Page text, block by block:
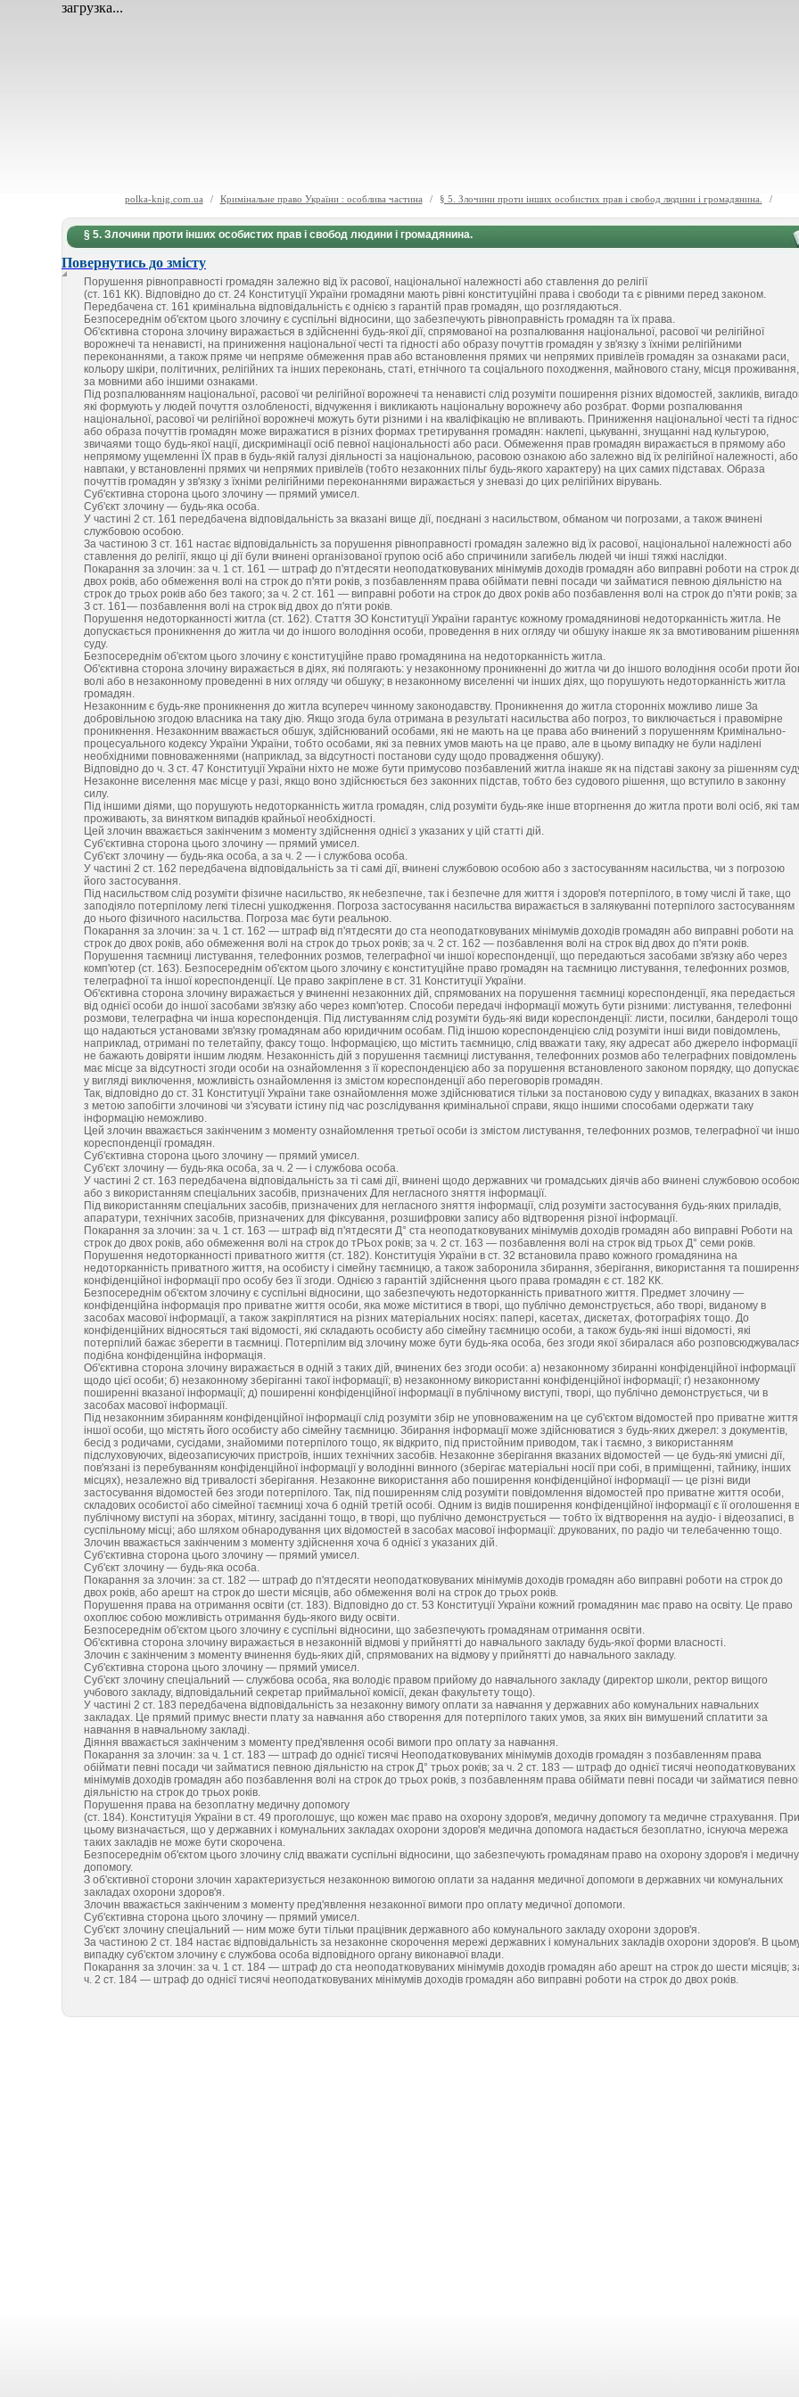
загрузка...
polka-knig.com.ua / Кримінальне право України : особлива частина / § 5. Злочини проти інших особистих прав і свобод людини і громадянина. /
§ 5. Злочини проти інших особистих прав і свобод людини і громадянина.
Повернутись до змісту
Порушення рівноправності громадян залежно від їх расової, національної належності або ставлення до релігії
(ст. 161 КК). Відповідно до ст. 24 Конституції України громадяни мають рівні конституційні права і свободи та є рівними перед законом.
Передбачена ст. 161 кримінальна відповідальність є однією з гарантій прав громадян, що розглядаються.
Безпосереднім об'єктом цього злочину є суспільні відносини, що забезпечують рівноправність громадян та їх права.
Об'єктивна сторона злочину виражається в здійсненні будь-якої дії, спрямованої на розпалювання національної, расової чи релігійної
ворожнечі та ненависті, на приниження національної честі та гідності або образу почуттів громадян у зв'язку з їхніми релігійними
переконаннями, а також пряме чи непряме обмеження прав або встановлення прямих чи непрямих привілеїв громадян за ознаками раси,
кольору шкіри, політичних, релігійних та інших переконань, статі, етнічного та соціального походження, майнового стану, місця проживання,
за мовними або іншими ознаками.
Під розпалюванням національної, расової чи релігійної ворожнечі та ненависті слід розуміти поширення різних відомостей, закликів,
які формують у людей почуття озлобленості, відчуження і викликають національну ворожнечу або розбрат. Форми розпалювання
національної, расової чи релігійної ворожнечі можуть бути різними і на кваліфікацію не впливають. Приниження національної честі та
або образа почуттів громадян може виражатися в різних формах третирування громадян: наклепі, цькуванні, знущанні над культурою,
звичаями тощо будь-якої нації, дискримінації осіб певної національності або раси. Обмеження прав громадян виражається в прямому або
непрямому ущемленні ЇХ прав в будь-якій галузі діяльності за національною, расовою ознакою або залежно від їх релігійної належності,
навпаки, у встановленні прямих чи непрямих привілеїв (тобто незаконних пільг будь-якого характеру) на цих самих підставах. Образа
почуттів громадян у зв'язку з їхніми релігійними переконаннями виражається у зневазі до цих релігійних вірувань.
Суб'єктивна сторона цього злочину — прямий умисел.
Суб'єкт злочину — будь-яка особа.
У частині 2 ст. 161 передбачена відповідальність за вказані вище дії, поєднані з насильством, обманом чи погрозами, а також вчинені
службовою особою.
За частиною 3 ст. 161 настає відповідальність за порушення рівноправності громадян залежно від їх расової, національної належності або
ставлення до релігії, якщо ці дії були вчинені організованої групою осіб або спричинили загибель людей чи інші тяжкі наслідки.
Покарання за злочин: за ч. 1 ст. 161 — штраф до п'ятдесяти неоподатковуваних мінімумів доходів громадян або виправні роботи на строк
двох років, або обмеження волі на строк до п'яти років, з позбавленням права обіймати певні посади чи займатися певною діяльністю на
строк до трьох років або без такого; за ч. 2 ст. 161 — виправні роботи на строк до двох років або позбавлення волі на строк до п'яти років; за
З ст. 161— позбавлення волі на строк від двох до п'яти років.
Порушення недоторканності житла (ст. 162). Стаття ЗО Конституції України гарантує кожному громадянинові недоторканність житла. Не
допускається проникнення до житла чи до іншого володіння особи, проведення в них огляду чи обшуку інакше як за вмотивованим
суду.
Безпосереднім об'єктом цього злочину є конституційне право громадянина на недоторканність житла.
Об'єктивна сторона злочину виражається в діях, які полягають: у незаконному проникненні до житла чи до іншого володіння особи проти
волі або в незаконному проведенні в них огляду чи обшуку; в незаконному виселенні чи інших діях, що порушують недоторканність житла
громадян.
Незаконним є будь-яке проникнення до житла всупереч чинному законодавству. Проникнення до житла сторонніх можливо лише За
добровільною згодою власника на таку дію. Якщо згода була отримана в результаті насильства або погроз, то виключається і правомірне
проникнення. Незаконним вважається обшук, здійснюваний особами, які не мають на це права або вчинений з порушенням Кримінально-
процесуального кодексу України України, тобто особами, які за певних умов мають на це право, але в цьому випадку не були наділені
необхідними повноваженнями (наприклад, за відсутності постанови суду щодо провадження обшуку).
Відповідно до ч. З ст. 47 Конституції України ніхто не може бути примусово позбавлений житла інакше як на підставі закону за рішенням
Незаконне виселення має місце у разі, якщо воно здійснюється без законних підстав, тобто без судового рішення, що вступило в законну
силу.
Під іншими діями, що порушують недоторканність житла громадян, слід розуміти будь-яке інше вторгнення до житла проти волі осіб, які там
проживають, за винятком випадків крайньої необхідності.
Цей злочин вважається закінченим з моменту здійснення однієї з указаних у цій статті дій.
Суб'єктивна сторона цього злочину — прямий умисел.
Суб'єкт злочину — будь-яка особа, а за ч. 2 — і службова особа.
У частині 2 ст. 162 передбачена відповідальність за ті самі дії, вчинені службовою особою або з застосуванням насильства, чи з погрозою
його застосування.
Під насильством слід розуміти фізичне насильство, як небезпечне, так і безпечне для життя і здоров'я потерпілого, в тому числі й таке, що
заподіяло потерпілому легкі тілесні ушкодження. Погроза застосування насильства виражається в залякуванні потерпілого застосуванням
до нього фізичного насильства. Погроза має бути реальною.
Покарання за злочин: за ч. 1 ст. 162 — штраф від п'ятдесяти до ста неоподатковуваних мінімумів доходів громадян або виправні роботи на
строк до двох років, або обмеження волі на строк до трьох років; за ч. 2 ст. 162 — позбавлення волі на строк від двох до п'яти років.
Порушення таємниці листування, телефонних розмов, телеграфної чи іншої кореспонденції, що передаються засобами зв'язку або через
комп'ютер (ст. 163). Безпосереднім об'єктом цього злочину є конституційне право громадян на таємницю листування, телефонних розмов,
телеграфної та іншої кореспонденції. Це право закріплене в ст. 31 Конституції України.
Об'єктивна сторона злочину виражається у вчиненні незаконних дій, спрямованих на порушення таємниці кореспонденції, яка передається
від однієї особи до іншої засобами зв'язку або через комп'ютер. Способи передачі інформації можуть бути різними: листування, телефонні
розмови, телеграфна чи інша кореспонденція. Під листуванням слід розуміти будь-які види кореспонденції: листи, посилки, бандеролі
що надаються установами зв'язку громадянам або юридичним особам. Під іншою кореспонденцією слід розуміти інші види повідомлень,
наприклад, отримані по телетайпу, факсу тощо. Інформацією, що містить таємницю, слід вважати таку, яку адресат або джерело інформації
не бажають довіряти іншим людям. Незаконність дій з порушення таємниці листування, телефонних розмов або телеграфних повідомлень
має місце за відсутності згоди особи на ознайомлення з її кореспонденцією або за порушення встановленого законом порядку, що
у вигляді виключення, можливість ознайомлення із змістом кореспонденції або переговорів громадян.
Так, відповідно до ст. 31 Конституції України таке ознайомлення може здійснюватися тільки за постановою суду у випадках, вказаних в
з метою запобігти злочинові чи з'ясувати істину під час розслідування кримінальної справи, якщо іншими способами одержати таку
інформацію неможливо.
Цей злочин вважається закінченим з моменту ознайомлення третьої особи із змістом листування, телефонних розмов, телеграфної чи
кореспонденції громадян.
Суб'єктивна сторона цього злочину — прямий умисел.
Суб'єкт злочину — будь-яка особа, за ч. 2 — і службова особа.
У частині 2 ст. 163 передбачена відповідальність за ті самі дії, вчинені щодо державних чи громадських діячів або вчинені службовою
або з використанням спеціальних засобів, призначених Для негласного зняття інформації.
Під використанням спеціальних засобів, призначених для негласного зняття інформації, слід розуміти застосування будь-яких приладів,
апаратури, технічних засобів, призначених для фіксування, розшифровки запису або відтворення різної інформації.
Покарання за злочин: за ч. 1 ст. 163 — штраф від п'ятдесяти Д° ста неоподатковуваних мінімумів доходів громадян або виправні Роботи на
строк до двох років, або обмеження волі на строк до тРЬох років; за ч. 2 ст. 163 — позбавлення волі на строк від трьох Д° семи років.
Порушення недоторканності приватного життя (ст. 182). Конституція України в ст. 32 встановила право кожного громадянина на
недоторканність приватного життя, на особисту і сімейну таємницю, а також заборонила збирання, зберігання, використання та
конфіденційної інформації про особу без її згоди. Однією з гарантій здійснення цього права громадян є ст. 182 КК.
Безпосереднім об'єктом злочину є суспільні відносини, що забезпечують недоторканність приватного життя. Предмет злочину —
конфіденційна інформація про приватне життя особи, яка може міститися в творі, що публічно демонструється, або творі, виданому в
засобах масової інформації, а також закріплятися на різних матеріальних носіях: папері, касетах, дискетах, фотографіях тощо. До
конфіденційних відносяться такі відомості, які складають особисту або сімейну таємницю особи, а також будь-які інші відомості, які
потерпілий бажає зберегти в таємниці. Потерпілим від злочину може бути будь-яка особа, без згоди якої збиралася або
подібна конфіденційна інформація.
Об'єктивна сторона злочину виражається в одній з таких дій, вчинених без згоди особи: а) незаконному збиранні конфіденційної інформації
щодо цієї особи; б) незаконному зберіганні такої інформації; в) незаконному використанні конфіденційної інформації; г) незаконному
поширенні вказаної інформації; д) поширенні конфіденційної інформації в публічному виступі, творі, що публічно демонструється, чи в
засобах масової інформації.
Під незаконним збиранням конфіденційної інформації слід розуміти збір не уповноваженим на це суб'єктом відомостей про приватне життя
іншої особи, що містять його особисту або сімейну таємницю. Збирання інформації може здійснюватися з будь-яких джерел: з документів,
бесід з родичами, сусідами, знайомими потерпілого тощо, як відкрито, під пристойним приводом, так і таємно, з використанням
підслуховуючих, відеозаписуючих пристроїв, інших технічних засобів. Незаконне зберігання вказаних відомостей — це будь-які умисні дії,
пов'язані із перебуванням конфіденційної інформації у володінні винного (зберігає матеріальні носії при собі, в приміщенні, тайнику, інших
місцях), незалежно від тривалості зберігання. Незаконне використання або поширення конфіденційної інформації — це різні види
застосування відомостей без згоди потерпілого. Так, під поширенням слід розуміти повідомлення відомостей про приватне життя особи,
складових особистої або сімейної таємниці хоча б одній третій особі. Одним із видів поширення конфіденційної інформації є її оголошення в
публічному виступі на зборах, мітингу, засіданні тощо, в творі, що публічно демонструється — тобто їх відтворення на аудіо- і відеозаписі, в
суспільному місці; або шляхом обнародування цих відомостей в засобах масової інформації: друкованих, по радіо чи телебаченню тощо.
Злочин вважається закінченим з моменту здійснення хоча б однієї з указаних дій.
Суб'єктивна сторона цього злочину — прямий умисел.
Суб'єкт злочину — будь-яка особа.
Покарання за злочин: за ст. 182 — штраф до п'ятдесяти неоподатковуваних мінімумів доходів громадян або виправні роботи на строк до
двох років, або арешт на строк до шести місяців, або обмеження волі на строк до трьох років.
Порушення права на отримання освіти (ст. 183). Відповідно до ст. 53 Конституції України кожний громадянин має право на освіту. Це право
охоплює собою можливість отримання будь-якого виду освіти.
Безпосереднім об'єктом цього злочину є суспільні відносини, що забезпечують громадянам отримання освіти.
Об'єктивна сторона злочину виражається в незаконній відмові у прийнятті до навчального закладу будь-якої форми власності.
Злочин є закінченим з моменту вчинення будь-яких дій, спрямованих на відмову у прийнятті до навчального закладу.
Суб'єктивна сторона цього злочину — прямий умисел.
Суб'єкт злочину спеціальний — службова особа, яка володіє правом прийому до навчального закладу (директор школи, ректор вищого
учбового закладу, відповідальний секретар приймальної комісії, декан факультету тощо).
У частині 2 ст. 183 передбачена відповідальність за незаконну вимогу оплати за навчання у державних або комунальних навчальних
закладах. Це прямий примус внести плату за навчання або створення для потерпілого таких умов, за яких він вимушений сплатити за
навчання в навчальному закладі.
Діяння вважається закінченим з моменту пред'явлення особі вимоги про оплату за навчання.
Покарання за злочин: за ч. 1 ст. 183 — штраф до однієї тисячі Неоподатковуваних мінімумів доходів громадян з позбавленням права
обіймати певні посади чи займатися певною діяльністю на строк Д° трьох років; за ч. 2 ст. 183 — штраф до однієї тисячі неоподатковуваних
мінімумів доходів громадян або позбавлення волі на строк до трьох років, з позбавленням права обіймати певні посади чи займатися
діяльністю на строк до трьох років.
Порушення права на безоплатну медичну допомогу
(ст. 184). Конституція України в ст. 49 проголошує, що кожен має право на охорону здоров'я, медичну допомогу та медичне страхування. При
цьому визначається, що у державних і комунальних закладах охорони здоров'я медична допомога надається безоплатно, існуюча мережа
таких закладів не може бути скорочена.
Безпосереднім об'єктом цього злочину слід вважати суспільні відносини, що забезпечують громадянам право на охорону здоров'я і медичну
допомогу.
З об'єктивної сторони злочин характеризується незаконною вимогою оплати за надання медичної допомоги в державних чи комунальних
закладах охорони здоров'я.
Злочин вважається закінченим з моменту пред'явлення незаконної вимоги про оплату медичної допомоги.
Суб'єктивна сторона цього злочину — прямий умисел.
Суб'єкт злочину спеціальний — ним може бути тільки працівник державного або комунального закладу охорони здоров'я.
За частиною 2 ст. 184 настає відповідальність за незаконне скорочення мережі державних і комунальних закладів охорони здоров'я. В
випадку суб'єктом злочину є службова особа відповідного органу виконавчої влади.
Покарання за злочин: за ч. 1 ст. 184 — штраф до ста неоподатковуваних мінімумів доходів громадян або арешт на строк до шести місяців;
ч. 2 ст. 184 — штраф до однієї тисячі неоподатковуваних мінімумів доходів громадян або виправні роботи на строк до двох років.